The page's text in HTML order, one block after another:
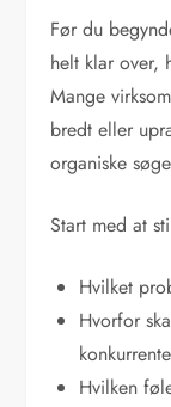
Før du
helt klar over,
Mange
bredt eller
organiske
Start med at
Hvilket
Hvorfor
Hvilken